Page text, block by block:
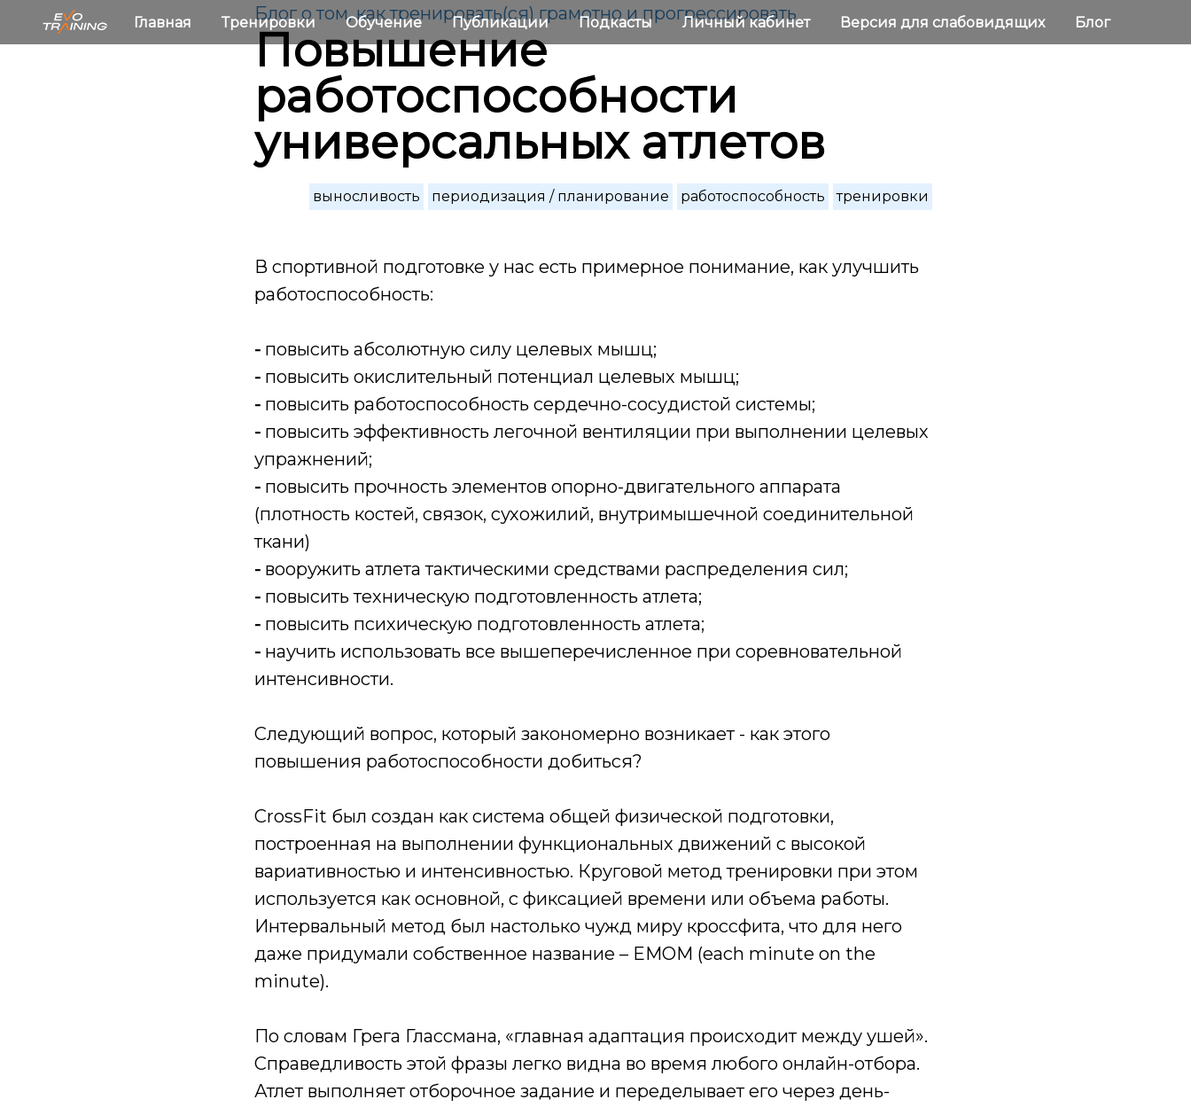
Главная Тренировки Обучение Публикации Подкасты Личный кабинет Версия для слабовидящих Блог
Блог о том, как тренировать(ся) грамотно и прогрессировать
Повышение
работоспособности
универсальных атлетов
выносливость периодизация / планирование работоспособность тренировки
В спортивной подготовке у нас есть примерное понимание, как улучшить
работоспособность:
- повысить абсолютную силу целевых мышц;
- повысить окислительный потенциал целевых мышц;
- повысить работоспособность сердечно-сосудистой системы;
- повысить эффективность легочной вентиляции при выполнении целевых
упражнений;
- повысить прочность элементов опорно-двигательного аппарата
(плотность костей, связок, сухожилий, внутримышечной соединительной
ткани)
- вооружить атлета тактическими средствами распределения сил;
- повысить техническую подготовленность атлета;
- повысить психическую подготовленность атлета;
- научить использовать все вышеперечисленное при соревновательной
интенсивности.
Следующий вопрос, который закономерно возникает - как этого
повышения работоспособности добиться?
CrossFit был создан как система общей физической подготовки,
построенная на выполнении функциональных движений с высокой
вариативностью и интенсивностью. Круговой метод тренировки при этом
используется как основной, с фиксацией времени или объема работы.
Интервальный метод был настолько чужд миру кроссфита, что для него
даже придумали собственное название – EMOM (each minute on the
minute).
По словам Грега Глассмана, «главная адаптация происходит между ушей».
Справедливость этой фразы легко видна во время любого онлайн-отбора.
Атлет выполняет отборочное задание и переделывает его через день-